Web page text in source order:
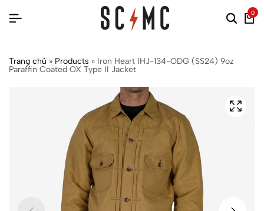
0
Trang chủ » Products » Iron Heart IHJ-134-ODG (SS24) 9oz
Paraffin Coated OX Type II Jacket